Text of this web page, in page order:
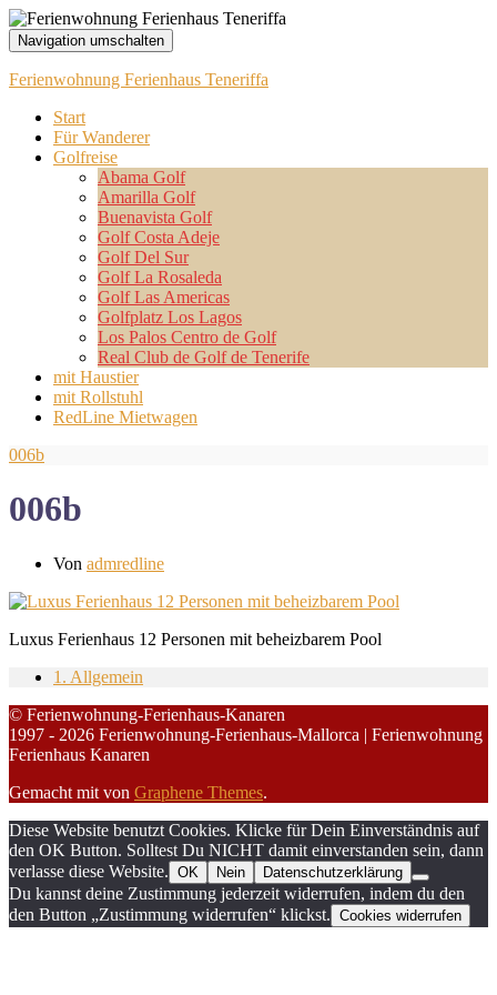
Navigation umschalten
Ferienwohnung Ferienhaus Teneriffa
Start
Für Wanderer
Golfreise
Abama Golf
Amarilla Golf
Buenavista Golf
Golf Costa Adeje
Golf Del Sur
Golf La Rosaleda
Golf Las Americas
Golfplatz Los Lagos
Los Palos Centro de Golf
Real Club de Golf de Tenerife
mit Haustier
mit Rollstuhl
RedLine Mietwagen
006b
006b
Von admredline
Luxus Ferienhaus 12 Personen mit beheizbarem Pool
1. Allgemein
© Ferienwohnung-Ferienhaus-Kanaren
1997 - 2026 Ferienwohnung-Ferienhaus-Mallorca | Ferienwohnung
Ferienhaus Kanaren
Gemacht mit von Graphene Themes.
Diese Website benutzt Cookies. Klicke für Dein Einverständnis auf
den OK Button. Solltest Du NICHT damit einverstanden sein, dann
verlasse diese Website. OK Nein Datenschutzerklärung
Du kannst deine Zustimmung jederzeit widerrufen, indem du den
den Button „Zustimmung widerrufen“ klickst. Cookies widerrufen